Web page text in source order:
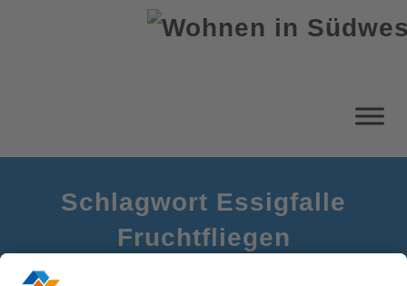
Schlagwort Essigfalle
Fruchtfliegen